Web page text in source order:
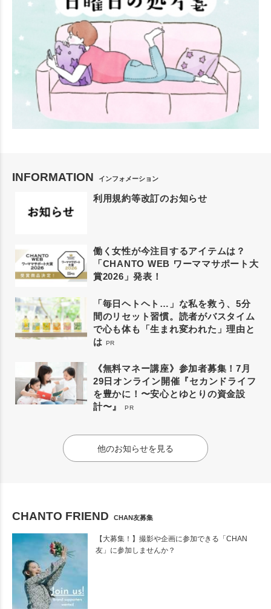
INFORMATION インフォメーション
利用規約等改訂のお知らせ
働く女性が今注目するアイテムは？
「CHANTO WEB ワーママサポート大
賞2026」発表！
「毎日ヘトヘト…」な私を救う、5分
間のリセット習慣。読者がバスタイム
で心も体も「生まれ変われた」理由と
は PR
《無料マネー講座》参加者募集！7月
29日オンライン開催『セカンドライフ
を豊かに！〜安心とゆとりの資金設
計〜』
PR
他のお知らせを見る
CHANTO FRIEND CHAN友募集
【大募集！】撮影や企画に参加できる「CHAN
友」に参加しませんか？